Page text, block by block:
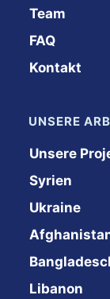
Team
FAQ
Kontakt
UNSERE
Unsere
Syrien
Ukraine
Libanon